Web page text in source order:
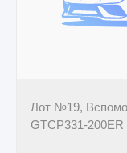
Лот №19,
GTCP331-